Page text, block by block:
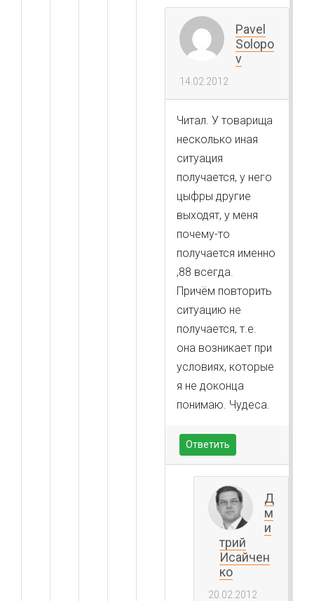
Pavel
Solopo
v
14.02.2012
Читал. У товарища
несколько иная
ситуация
получается, у него
цыфры другие
выходят, у меня
почему-то
получается именно
,88 всегда.
Причём повторить
ситуацию не
получается, т.е.
она возникает при
условиях, которые
я не доконца
понимаю. Чудеса.
Ответить
Д
м
и
трий
Исайчен
ко
20.02.2012